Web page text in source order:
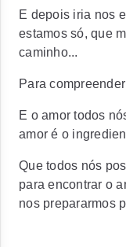
E depois iria nos
estamos só, que
caminho...
Para
E o amor todos
amor é o
Que todos nós
para encontrar o
nos prepararmos